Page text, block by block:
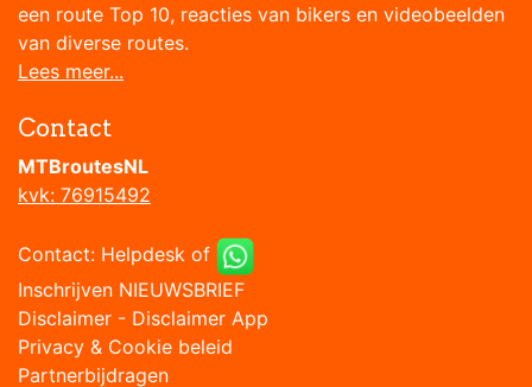
een route Top 10, reacties van bikers en videobeelden
van diverse routes.
Lees meer...
Contact
MTBroutesNL
kvk: 76915492
Contact: Helpdesk of
Inschrijven NIEUWSBRIEF
Disclaimer - Disclaimer App
Privacy & Cookie beleid
Partnerbijdragen